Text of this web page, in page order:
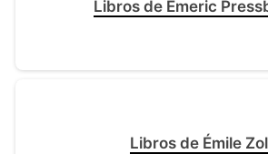
Libros de Emeric
Libros de Émile